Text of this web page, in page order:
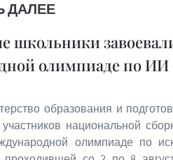
ДАЛЕЕ
школьники
олимпиаде по ИИ
образования и
национальной
олимпиаде по